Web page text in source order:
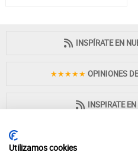
INSPÍRATE EN
★★★★★ OPINIONES
INSPIRATE
Utilizamos cookies